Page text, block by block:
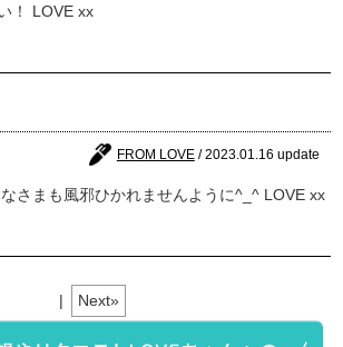
！ LOVE xx
FROM LOVE/ 2023.01.16 update
さまも風邪ひかれませんように^_^ LOVE xx
| Next»